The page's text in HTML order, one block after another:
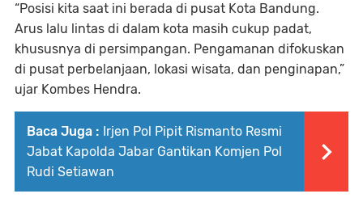
“Posisi kita saat ini berada di pusat Kota Bandung.
Arus lalu lintas di dalam kota masih cukup padat,
khususnya di persimpangan. Pengamanan difokuskan
di pusat perbelanjaan, lokasi wisata, dan penginapan,”
ujar Kombes Hendra.
Baca Juga : Irjen Pol Pipit Rismanto Resmi
Jabat Kapolda Jabar Gantikan Komjen Pol
Rudi Setiawan